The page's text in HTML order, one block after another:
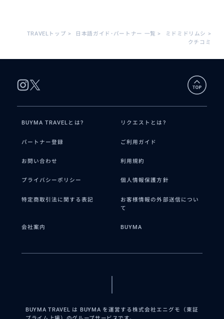
TRAVELトップ > 日本語ガイド･パートナー 一覧 > ミドミドリムシ >
クチコミ
BUYMA TRAVELとは? リクエストとは?
パートナー登録 ご利用ガイド
お問い合わせ 利用規約
プライバシーポリシー 個人情報保護方針
特定商取引法に関する表記
お客様情報の外部送信につい
て
会社案内 BUYMA
BUYMA TRAVEL は BUYMA を運営する株式会社エニグモ（東証